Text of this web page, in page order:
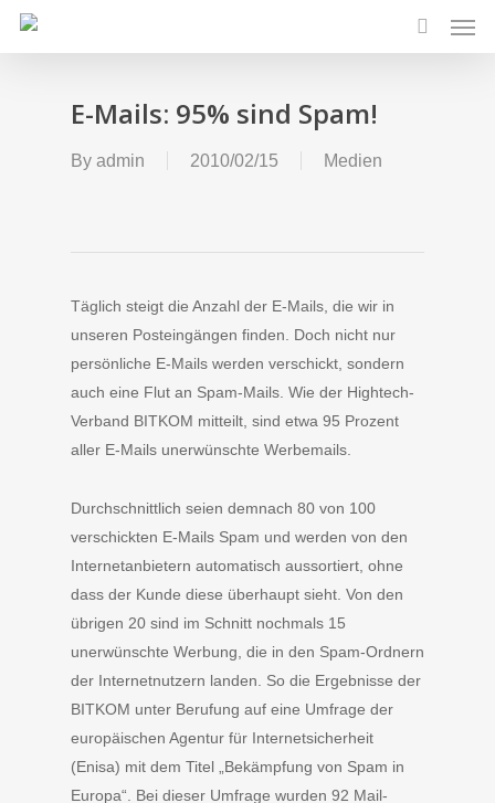
Skip
search
E-Mails: 95% sind Spam!
By admin 2010/02/15 Medien
Täglich steigt die Anzahl der E-Mails, die wir in
unseren Posteingängen finden. Doch nicht nur
persönliche E-Mails werden verschickt, sondern
auch eine Flut an Spam-Mails. Wie der Hightech-
Verband BITKOM mitteilt, sind etwa 95 Prozent
aller E-Mails unerwünschte Werbemails.
Durchschnittlich seien demnach 80 von 100
verschickten E-Mails Spam und werden von den
Internetanbietern automatisch aussortiert, ohne
dass der Kunde diese überhaupt sieht. Von den
übrigen 20 sind im Schnitt nochmals 15
unerwünschte Werbung, die in den Spam-Ordnern
der Internetnutzern landen. So die Ergebnisse der
BITKOM unter Berufung auf eine Umfrage der
europäischen Agentur für Internetsicherheit
(Enisa) mit dem Titel „Bekämpfung von Spam in
Europa“. Bei dieser Umfrage wurden 92 Mail-